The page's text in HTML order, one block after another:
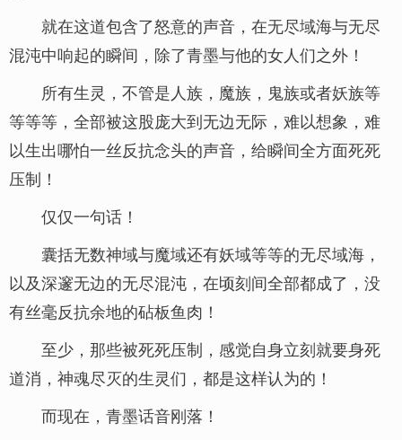
就在这道包含了怒意的声音，在无尽域海与无尽
混沌中响起的瞬间，除了青墨与他的女人们之外！
所有生灵，不管是人族，魔族，鬼族或者妖族等
等等等，全部被这股庞大到无边无际，难以想象，难
以生出哪怕一丝反抗念头的声音，给瞬间全方面死死
压制！
仅仅一句话！
囊括无数神域与魔域还有妖域等等的无尽域海，
以及深邃无边的无尽混沌，在顷刻间全部都成了，没
有丝毫反抗余地的砧板鱼肉！
至少，那些被死死压制，感觉自身立刻就要身死
道消，神魂尽灭的生灵们，都是这样认为的！
而现在，青墨话音刚落！